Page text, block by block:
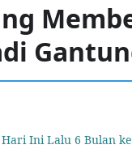
Ini Lalu 6 Bulan